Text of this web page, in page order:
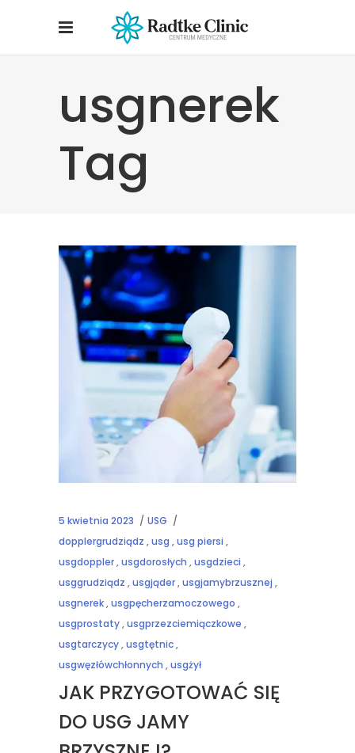
usgnerek
Tag
5 kwietnia 2023
USG
dopplergrudziądz ,usg ,usg piersi ,
usgdoppler,usgdorosłych ,usgdzieci ,
usggrudziądz ,usgjąder,usgjamybrzusznej ,
usgnerek,usgpęcherzamoczowego ,
usgprostaty,usgprzezciemiączkowe ,
usgtarczycy,usgtętnic,
usgwęzłówchłonnych ,usgżył
JAK PRZYGOTOWAĆ SIĘ
DO USG JAMY